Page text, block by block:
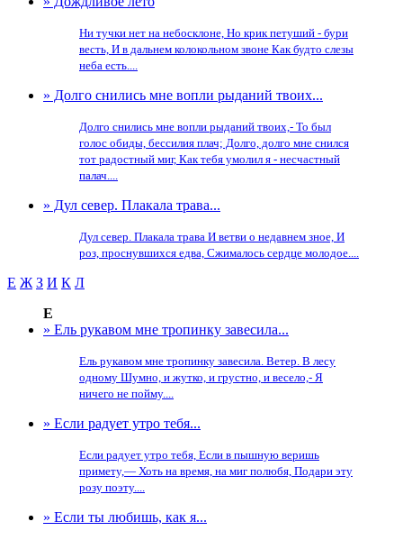
Ни тучки нет на небосклоне, Но крик петуший - бури
весть, И в дальнем колокольном звоне Как будто слезы
неба есть....
» Долго снились мне вопли рыданий твоих...
Долго снились мне вопли рыданий твоих,- То был
голос обиды, бессилия плач; Долго, долго мне снился
тот радостный миг, Как тебя умолил я - несчастный
палач....
» Дул север. Плакала трава...
Дул север. Плакала трава И ветви о недавнем зное, И
роз, проснувшихся едва, Сжималось сердце молодое....
Е Ж З И К Л
Е
» Ель рукавом мне тропинку завесила...
Ель рукавом мне тропинку завесила. Ветер. В лесу
одному Шумно, и жутко, и грустно, и весело,- Я
ничего не пойму....
» Если радует утро тебя...
Если радует утро тебя, Если в пышную веришь
примету,— Хоть на время, на миг полюбя, Подари эту
розу поэту....
» Если ты любишь, как я...